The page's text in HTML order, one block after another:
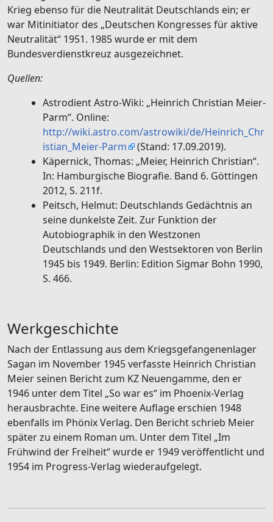
Krieg ebenso für die Neutralität Deutschlands ein; er
war Mitinitiator des „Deutschen Kongresses für aktive
Neutralität“ 1951. 1985 wurde er mit dem
Bundesverdienstkreuz ausgezeichnet.
Quellen:
Astrodient Astro-Wiki: „Heinrich Christian Meier-
Parm“. Online:
http://wiki.astro.com/astrowiki/de/Heinrich_Chr
istian_Meier-Parm
(Stand: 17.09.2019).
Käpernick, Thomas: „Meier, Heinrich Christian“.
In: Hamburgische Biografie. Band 6. Göttingen
2012, S. 211f.
Peitsch, Helmut: Deutschlands Gedächtnis an
seine dunkelste Zeit. Zur Funktion der
Autobiographik in den Westzonen
Deutschlands und den Westsektoren von Berlin
1945 bis 1949. Berlin: Edition Sigmar Bohn 1990,
S. 466.
Werkgeschichte
Nach der Entlassung aus dem Kriegsgefangenenlager
Sagan im November 1945 verfasste Heinrich Christian
Meier seinen Bericht zum KZ Neuengamme, den er
1946 unter dem Titel „So war es“ im Phoenix-Verlag
herausbrachte. Eine weitere Auflage erschien 1948
ebenfalls im Phönix Verlag. Den Bericht schrieb Meier
später zu einem Roman um. Unter dem Titel „Im
Frühwind der Freiheit“ wurde er 1949 veröffentlicht und
1954 im Progress-Verlag wiederaufgelegt.